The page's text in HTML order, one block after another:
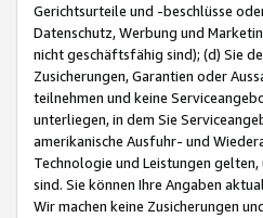
Gerichtsurteile und -beschlüsse
Datenschutz, Werbung und
nicht geschäftsfähig sind); (d) Sie
Zusicherungen, Garantien oder
teilnehmen und keine
unterliegen, in dem Sie
amerikanische Ausfuhr- und
Technologie und Leistungen
sind. Sie können Ihre Angaben
Wir machen keine Zusicherungen